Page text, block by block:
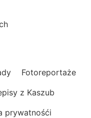
Fotoreportaże
z Kaszub
prywatnośći